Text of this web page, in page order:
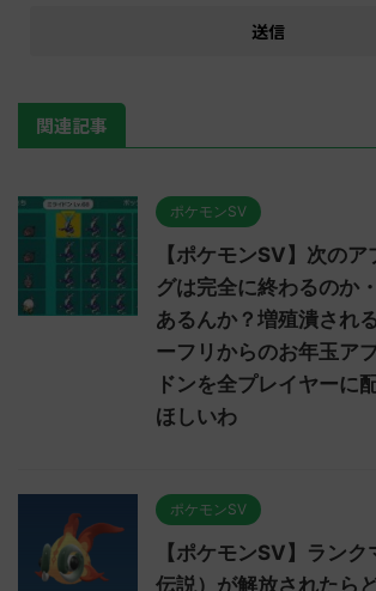
関連記事
ポケモンSV
【ポケモンSV】次の
グは完全に終わるのか
あるんか？増殖潰され
ーフリからのお年玉ア
ドンを全プレイヤーに
ほしいわ
ポケモンSV
【ポケモンSV】ラン
伝説）が解放されたら